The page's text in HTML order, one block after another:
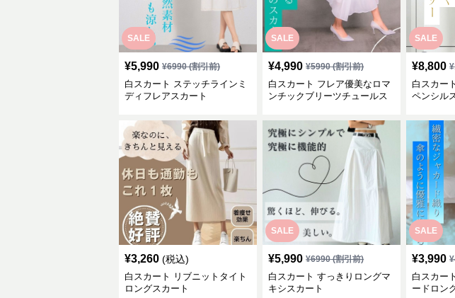
SALE
¥5,990 ¥6990(割引前)
白スカート ステッチラインミ
ディフレアスカート
SALE
¥4,990 ¥5990(割引前)
白スカート フレア優美なロマ
ンチックブリーツチュールス
SALE
¥8,800 ¥
白スカー
ペンシル
¥3,260 (税込)
白スカート リブニットタイト
ロングスカート
SALE
¥5,990 ¥6990(割引前)
白スカート すっきりロングマ
キシスカート
SALE
¥3,990 ¥
白スカー
ードロン